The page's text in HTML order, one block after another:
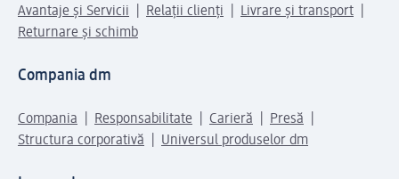
Avantaje și Servicii Relații clienți
Livrare și transport
Returnare și schimb
Compania dm
Compania Responsabilitate Carieră
Presă
Structura corporativă
Universul produselor dm